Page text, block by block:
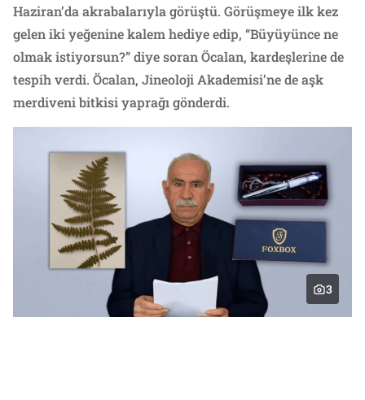
Haziran’da akrabalarıyla görüştü. Görüşmeye ilk kez
gelen iki yeğenine kalem hediye edip, “Büyüyünce ne
olmak istiyorsun?” diye soran Öcalan, kardeşlerine de
tespih verdi. Öcalan, Jineoloji Akademisi’ne de aşk
merdiveni bitkisi yaprağı gönderdi.
3